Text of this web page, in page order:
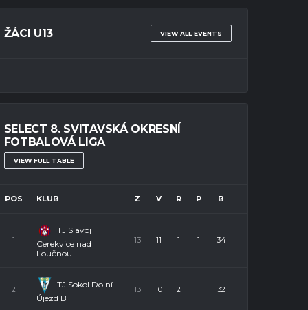
ŽÁCI U13 VIEW ALL EVENTS
SELECT 8. SVITAVSKÁ OKRESNÍ
FOTBALOVÁ LIGA
VIEW FULL TABLE
POS KLUB Z V R P B
1
TJ Slavoj
Cerekvice nad
Loučnou
13 11 1 1 34
2
TJ Sokol Dolní
Újezd B
13 10 2 1 32